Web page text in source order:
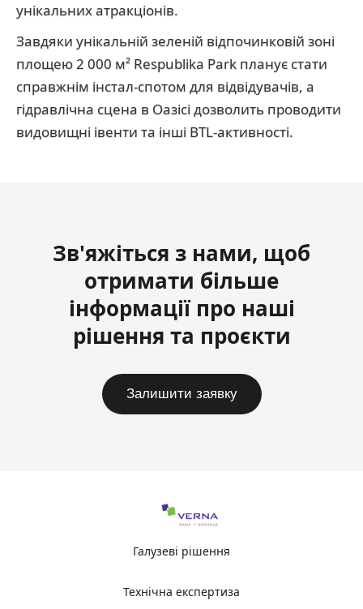
унікальних атракціонів.
Завдяки унікальній зеленій відпочинковій зоні
площею 2 000 м² Respublika Park планує стати
справжнім інстал-спотом для відвідувачів, а
гідравлічна сцена в Оазісі дозволить проводити
видовищні івенти та інші BTL-активності.
Зв'яжіться з нами, щоб
отримати більше
інформації про наші
рішення та проєкти
Залишити заявку
Галузеві рішення
Технічна експертиза